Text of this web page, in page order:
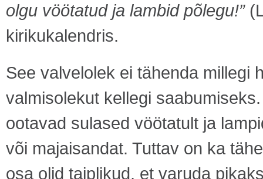
olgu vöötatud ja lambid põlegu!”
kirikukalendris.
See valvelolek ei tähenda millegi
valmisolekut kellegi
ootavad sulased vöötatult ja
või majaisandat. Tuttav on ka
osa olid taiplikud, et varuda